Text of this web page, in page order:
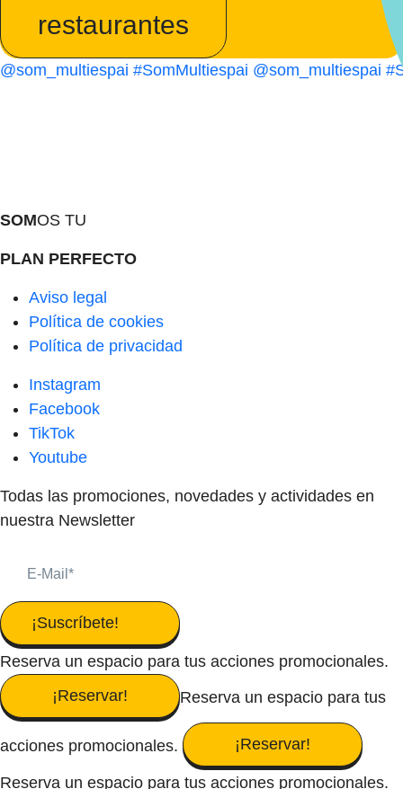
restaurantes
@som_multiespai #SomMultiespai @som_multiespai
SOMOS TU
PLAN PERFECTO
Aviso legal
Política de cookies
Política de privacidad
Instagram
Facebook
TikTok
Youtube
Todas las promociones, novedades y actividades en
nuestra Newsletter
¡Suscríbete!
Reserva un espacio para tus acciones promocionales.
¡Reservar!
Reserva un espacio para tus
acciones promocionales. ¡Reservar!
Reserva un espacio para tus acciones promocionales.